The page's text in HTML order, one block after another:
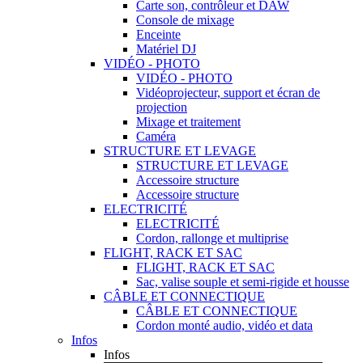
Carte son, contrôleur et DAW
Console de mixage
Enceinte
Matériel DJ
VIDÉO - PHOTO
VIDÉO - PHOTO
Vidéoprojecteur, support et écran de
projection
Mixage et traitement
Caméra
STRUCTURE ET LEVAGE
STRUCTURE ET LEVAGE
Accessoire structure
Accessoire structure
ELECTRICITÉ
ELECTRICITÉ
Cordon, rallonge et multiprise
FLIGHT, RACK ET SAC
FLIGHT, RACK ET SAC
Sac, valise souple et semi-rigide et housse
CÂBLE ET CONNECTIQUE
CÂBLE ET CONNECTIQUE
Cordon monté audio, vidéo et data
Infos
Infos